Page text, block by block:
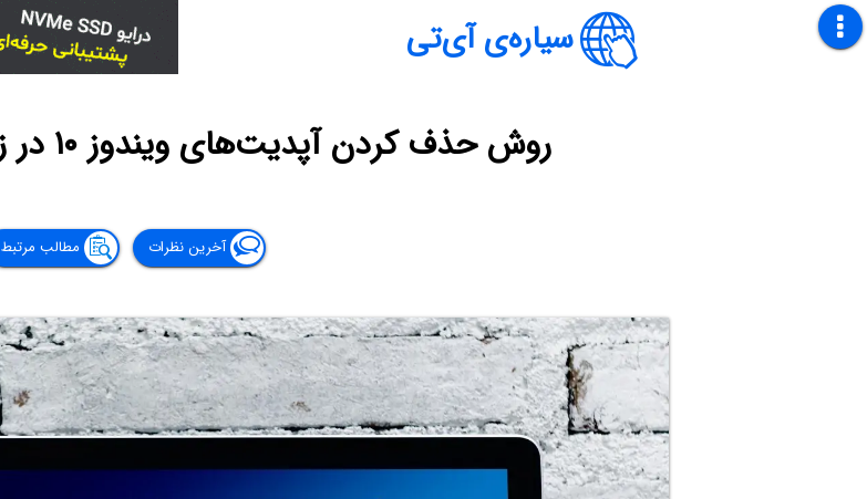
سیاره‌ی آی‌تی
روش حذف کردن آپدیت‌های ویندوز ۱۰ در زمان بوت نشدن ویندوز
آخرین نظرات مطالب مرتبط